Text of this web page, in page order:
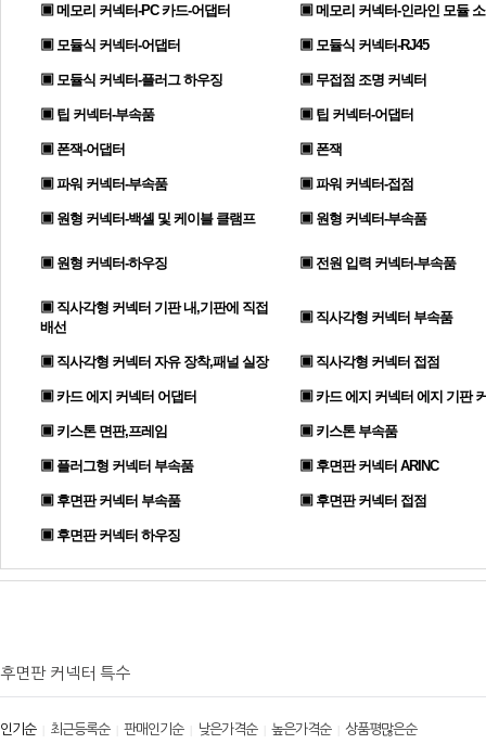
▣ 메모리 커넥터-PC 카드-어댑터 ▣ 메모리 커넥터-인라인 모듈
▣ 모듈식 커넥터-어댑터 ▣ 모듈식 커넥터-RJ45
▣ 모듈식 커넥터-플러그 하우징 ▣ 무접점 조명 커넥터
▣ 팁 커넥터-부속품 ▣ 팁 커넥터-어댑터
▣ 폰잭-어댑터 ▣ 폰잭
▣ 파워 커넥터-부속품 ▣ 파워 커넥터-접점
▣ 원형 커넥터-백셸 및 케이블 클램프 ▣ 원형 커넥터-부속품
▣ 원형 커넥터-하우징 ▣ 전원 입력 커넥터-부속품
▣ 직사각형 커넥터 기판 내,기판에 직접
배선
▣ 직사각형 커넥터 부속품
▣ 직사각형 커넥터 자유 장착,패널 실장 ▣ 직사각형 커넥터 접점
▣ 카드 에지 커넥터 어댑터 ▣ 카드 에지 커넥터 에지 기판
▣ 키스톤 면판,프레임 ▣ 키스톤 부속품
▣ 플러그형 커넥터 부속품 ▣ 후면판 커넥터 ARINC
▣ 후면판 커넥터 부속품 ▣ 후면판 커넥터 접점
▣ 후면판 커넥터 하우징
후면판 커넥터 특수
인기순| 최근등록순| 판매인기순| 낮은가격순| 높은가격순| 상품평많은순